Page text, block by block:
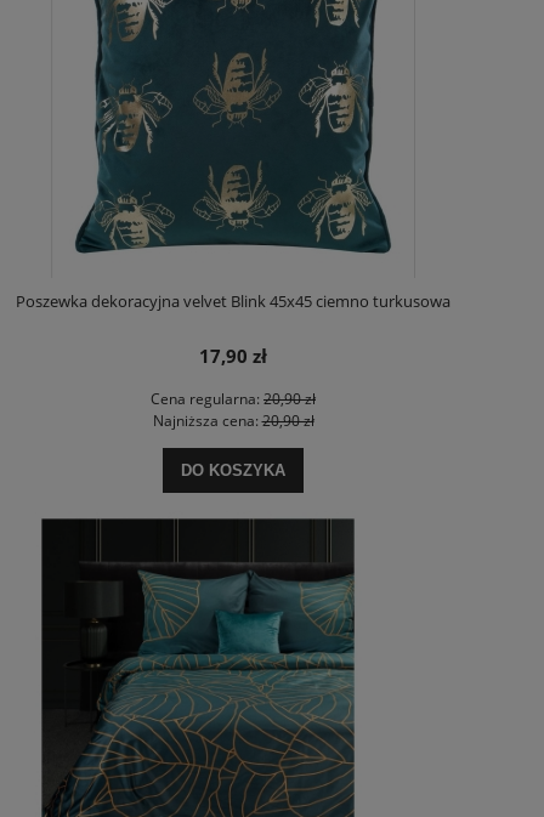
Poszewka dekoracyjna velvet Blink 45x45 ciemno turkusowa
17,90 zł
Cena regularna: 20,90 zł
Najniższa cena:20,90 zł
DO KOSZYKA